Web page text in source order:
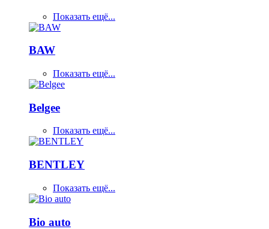
Показать ещё...
BAW
Показать ещё...
Belgee
Показать ещё...
BENTLEY
Показать ещё...
Bio auto